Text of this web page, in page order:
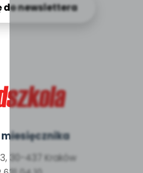
do newslettera
30-437 Kraków